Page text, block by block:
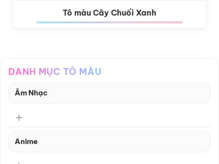
Tô màu Cây Chuối Xanh
DANH MỤC TÔ MÀU
Âm Nhạc
Anime